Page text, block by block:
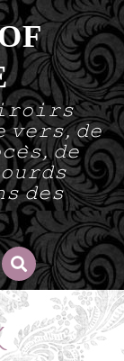
𝚟𝚎𝚛𝚜, 𝚍𝚎
𝚍𝚎
𝚍𝚎𝚜